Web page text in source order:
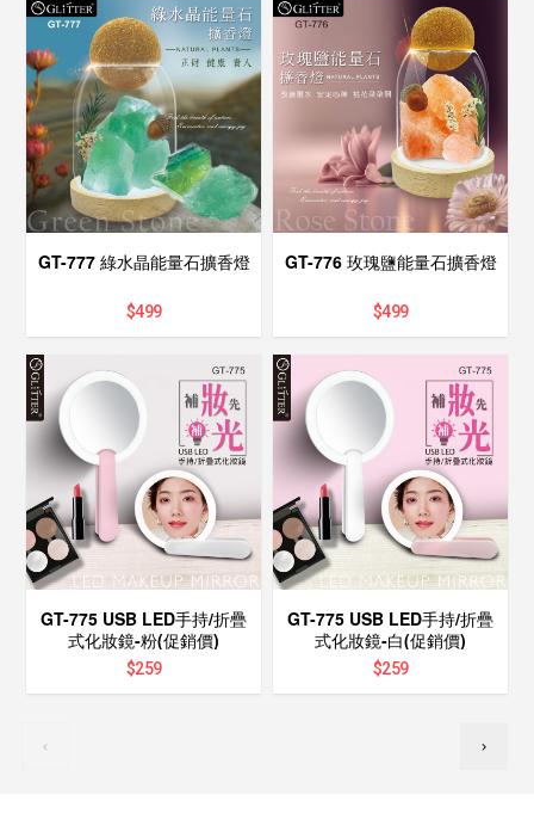
GT-777 綠水晶能量石擴香燈
$499
GT-776 玫瑰鹽能量石擴香燈
$499
GT-775 USB LED手持/折疊
式化妝鏡-粉(促銷價)
$259
GT-775 USB LED手持/折疊
式化妝鏡-白(促銷價)
$259